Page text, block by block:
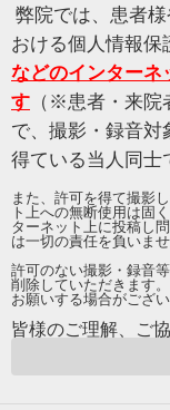
弊院では、患者
おける個人情報保
などのインターネ
す （※患者・来院
で、撮影・録音対
得ている当人同士
また、許可を得て撮影
ト上への無断使用は固
ターネット上に投稿し
は一切の責任を負いませ
許可のない撮影・録音
削除していただきます
お願いする場合がござい
皆様のご理解、ご